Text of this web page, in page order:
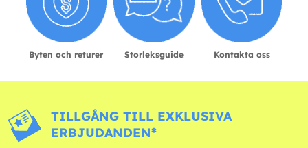
Byten och returer Storleksguide Kontakta oss
TILLGÅNG TILL EXKLUSIVA
ERBJUDANDEN*